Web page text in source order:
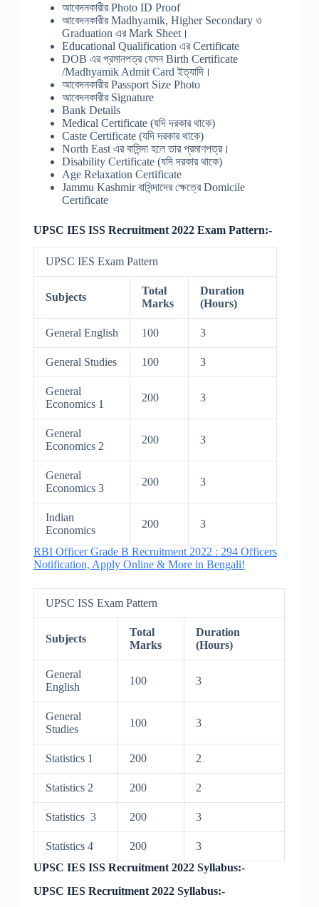
আবেদনকারীর Photo ID Proof
আবেদনকারীর Madhyamik, Higher Secondary ও
Graduation এর Mark Sheet।
Educational Qualification এর Certificate
DOB এর প্রমানপত্র যেমন Birth Certificate
/Madhyamik Admit Card ইত্যাদি।
আবেদনকারীর Passport Size Photo
আবেদনকারীর Signature
Bank Details
Medical Certificate (যদি দরকার থাকে)
Caste Certificate (যদি দরকার থাকে)
North East এর বাসিন্দা হলে তার প্রমাণপত্র।
Disability Certificate (যদি দরকার থাকে)
Age Relaxation Certificate
Jammu Kashmir বাসিন্দাদের ক্ষেত্রে Domicile
Certificate
UPSC IES ISS Recruitment 2022 Exam Pattern:-
UPSC IES Exam Pattern
Subjects
Total
Marks
Duration
(Hours)
General English 100 3
General Studies 100 3
General
Economics 1
200 3
General
Economics 2
200 3
General
Economics 3
200 3
Indian
Economics
200 3
RBI Officer Grade B Recruitment 2022 : 294 Officers
Notification, Apply Online & More in Bengali!
UPSC ISS Exam Pattern
Subjects
Total
Marks
Duration
(Hours)
General
English
100 3
General
Studies
100 3
Statistics 1 200 2
Statistics 2 200 2
Statistics 3 200 3
Statistics 4 200
3
UPSC IES ISS Recruitment 2022 Syllabus:-
UPSC IES Recruitment 2022 Syllabus:-